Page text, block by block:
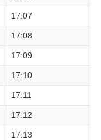
17:07
17:08
17:09
17:10
17:11
17:12
17:13